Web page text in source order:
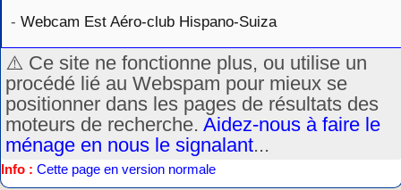
- Webcam Est Aéro-club Hispano-Suiza
⚠️ Ce site ne fonctionne plus, ou utilise un
procédé lié au Webspam pour mieux se
positionner dans les pages de résultats des
moteurs de recherche. Aidez-nous à faire le
ménage en nous le signalant...
Info : Cette page en version normale